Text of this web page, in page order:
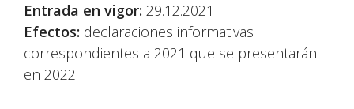
Entrada en vigor: 29.12.2021
Efectos: declaraciones informativas
correspondientes a 2021 que se presentarán
en 2022